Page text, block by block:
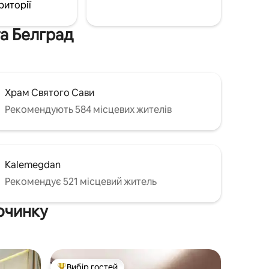
Белград
Храм Святого Сави
Рекомендують 584 місцевих жителів
Kalemegdan
Рекомендує 521 місцевий житель